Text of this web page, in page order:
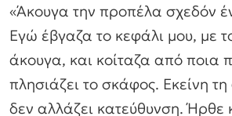
«Άκουγα την προπέλα σχεδόν
Εγώ έβγαζα το κεφάλι μου, με
άκουγα, και κοίταζα από ποια
πλησιάζει το σκάφος. Εκείνη
δεν αλλάζει κατεύθυνση.